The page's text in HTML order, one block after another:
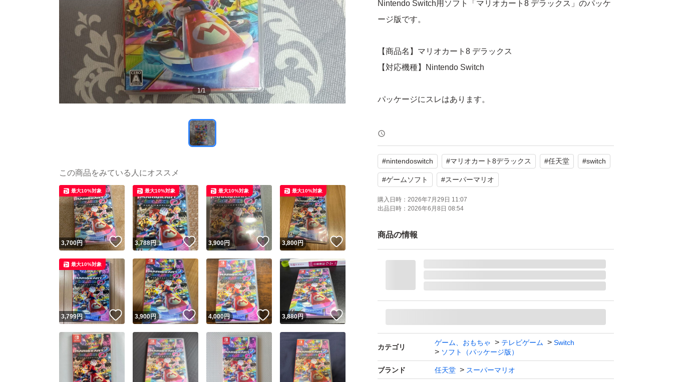
1/1
Nintendo Switch用ソフト「マリオカート8 デラックス」のパッケ
ージ版です。
【商品名】マリオカート8 デラックス
【対応機種】Nintendo Switch
パッケージにスレはあります。
よろしくお願いいたします。
【Switch】マリオカート8 デラックス [通常版]
ブランド：任天堂 スーパーマリオ
ゲームジャンル：レース
ソフトウェア対象年齢：全年齢対象
プレイモード：TVモード対応 テーブルモード対応 携帯モード対
amiibo対応：amiibo対応
携帯モードプレイ人数：1.0 人
#nintendoswitch #マリオカート8デラックス #任天堂 #switch
#ゲームソフト #スーパーマリオ
購入日時： 2026年7月29日 11:07
出品日時： 2026年6月8日 08:54
商品の情報
カテゴリ
ゲーム、おもちゃ テレビゲーム
Switch
ソフト（パッケージ版）
ブランド 任天堂 スーパーマリオ
この商品をみている人にオススメ
3,700円 いいね！
最大10%対象
3,788円 いいね！
最大10%対象
3,900円 いいね！
最大10%対象
3,800円 いいね！
最大10%対象
3,799円 いいね！
最大10%対象
3,900円 いいね！
4,000円 いいね！
3,880円 いいね！